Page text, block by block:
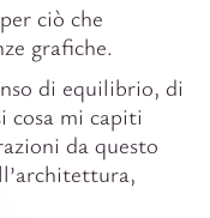
ciò che
grafiche.
di equilibrio, di
cosa mi capiti
da questo